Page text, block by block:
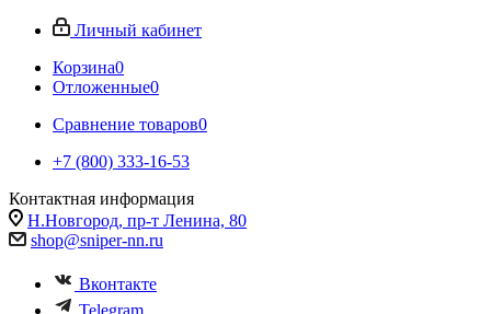
Личный кабинет
Корзина0
Отложенные0
Сравнение товаров0
+7 (800) 333-16-53
Контактная информация
Н.Новгород, пр-т Ленина, 80
shop@sniper-nn.ru
Вконтакте
Telegram